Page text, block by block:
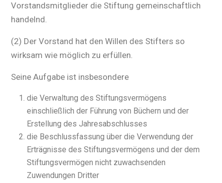
Vorstandsmitglieder die Stiftung gemeinschaftlich
handelnd.
(2) Der Vorstand hat den Willen des Stifters so
wirksam wie möglich zu erfüllen.
Seine Aufgabe ist insbesondere
die Verwaltung des Stiftungsvermögens
einschließlich der Führung von Büchern und der
Erstellung des Jahresabschlusses
die Beschlussfassung über die Verwendung der
Erträgnisse des Stiftungsvermögens und der dem
Stiftungsvermögen nicht zuwachsenden
Zuwendungen Dritter